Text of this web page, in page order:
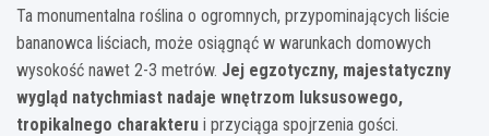
Ta monumentalna roślina o ogromnych, przypominających liście
bananowca liściach, może osiągnąć w warunkach domowych
wysokość nawet 2-3 metrów. Jej egzotyczny, majestatyczny
wygląd natychmiast nadaje wnętrzom luksusowego,
tropikalnego charakteru i przyciąga spojrzenia gości.